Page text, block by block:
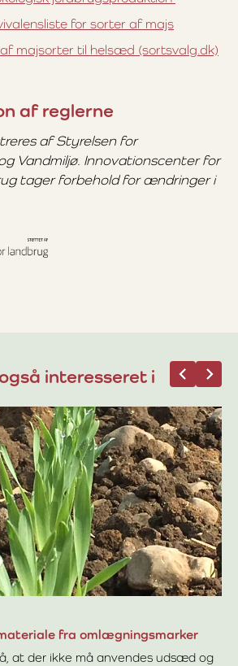
for sorter af majs
majsorter til helsæd (sortsvalg.dk)
af reglerne
af Styrelsen for
Vandmiljø. Innovationscenter for
tager forbehold for ændringer i
interesseret i
fra omlægningsmarker
at der ikke må anvendes udsæd og